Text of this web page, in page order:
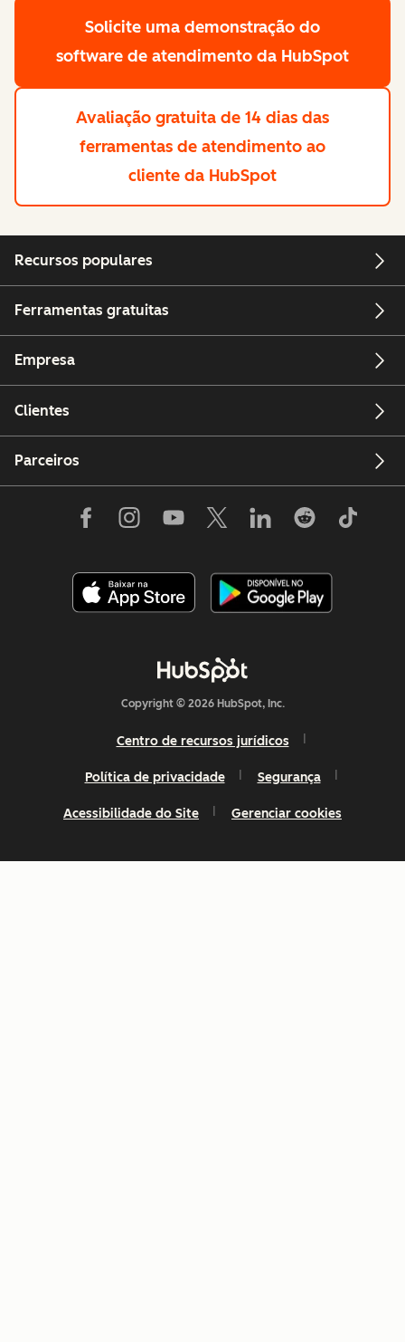
Solicite uma demonstração do
software de atendimento da HubSpot
Avaliação gratuita de 14 dias das
ferramentas de atendimento ao
cliente da HubSpot
Recursos populares
Ferramentas gratuitas
Empresa
Clientes
Parceiros
Copyright © 2026 HubSpot, Inc.
Centro de recursos jurídicos
Política de privacidade Segurança
Acessibilidade do Site Gerenciar cookies